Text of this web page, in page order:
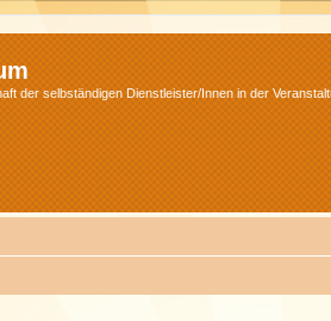
der selbständigen Dienstleister/Innen in der